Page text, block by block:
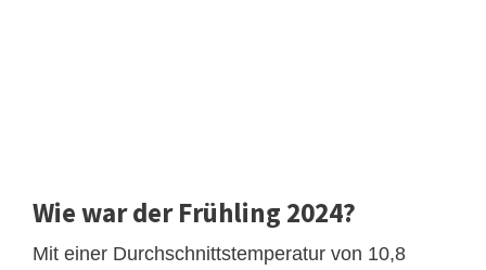
Wie war der Frühling 2024?
Mit einer Durchschnittstemperatur von 10,8